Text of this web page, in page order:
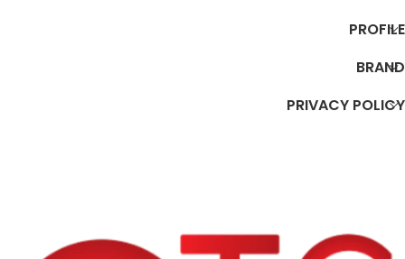
PROFILE
BRAND
PRIVACY POLICY